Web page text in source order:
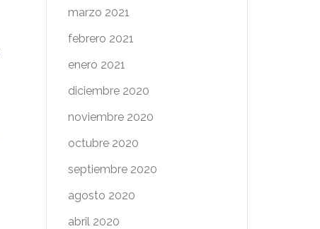
marzo 2021
febrero 2021
enero 2021
diciembre 2020
noviembre 2020
octubre 2020
septiembre 2020
agosto 2020
abril 2020